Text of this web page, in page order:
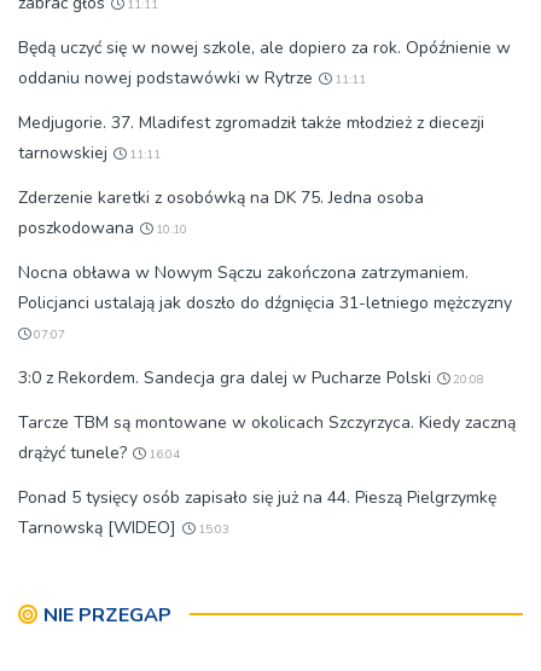
11:11
Będą uczyć się w nowej szkole, ale dopiero za rok. Opóźnienie w
oddaniu nowej podstawówki w Rytrze
11:11
Medjugorie. 37. Mladifest zgromadził także młodzież z diecezji
tarnowskiej
11:11
Zderzenie karetki z osobówką na DK 75. Jedna osoba
poszkodowana
10:10
Nocna obława w Nowym Sączu zakończona zatrzymaniem.
Policjanci ustalają jak doszło do dźgnięcia 31-letniego mężczyzny
07:07
3:0 z Rekordem. Sandecja gra dalej w Pucharze Polski 20:08
Tarcze TBM są montowane w okolicach Szczyrzyca. Kiedy zaczną
drążyć tunele?
16:04
Ponad 5 tysięcy osób zapisało się już na 44. Pieszą Pielgrzymkę
Tarnowską [WIDEO]
15:03
NIE PRZEGAP